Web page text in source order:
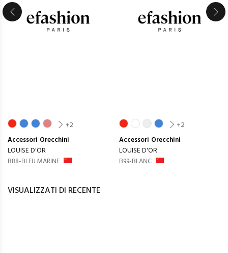
+2
Accessori Orecchini
LOUISE D'OR
B88-BLEU MARINE
+2
Accessori Orecchini
LOUISE D'OR
B99-BLANC
VISUALIZZATI DI RECENTE